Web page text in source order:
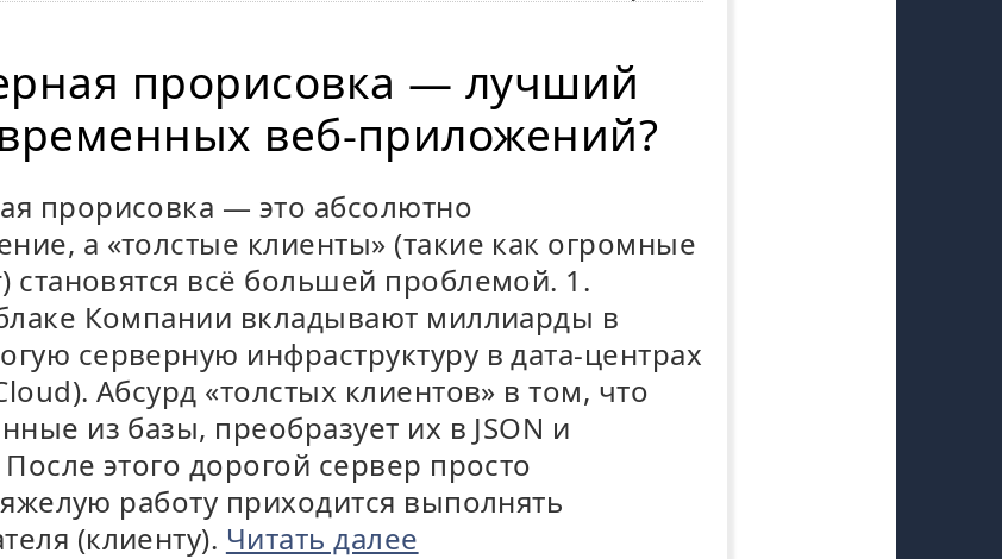
прорисовка — лучший
веб-приложений?
прорисовка — это абсолютно
а «толстые клиенты» (такие как огромные
становятся всё большей проблемой. 1.
Компании вкладывают миллиарды в
серверную инфраструктуру в дата-центрах
Абсурд «толстых клиентов» в том, что
из базы, преобразует их в JSON и
этого дорогой сервер просто
работу приходится выполнять
(клиенту). Читать далее